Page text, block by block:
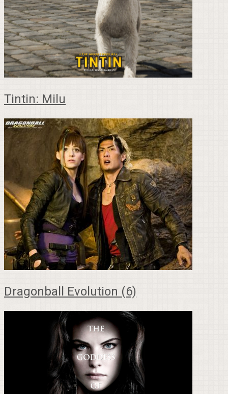
Tintin: Milu
Dragonball Evolution (6)